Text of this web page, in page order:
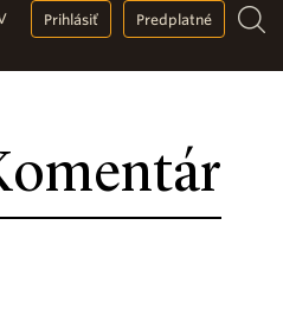
Prihlásiť Predplatné